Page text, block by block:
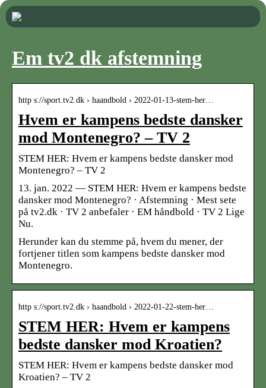
Em tv2 dk afstemning
http s://sport.tv2.dk › haandbold › 2022-01-13-stem-her…
Hvem er kampens bedste dansker
mod Montenegro? – TV 2
STEM HER: Hvem er kampens bedste dansker mod
Montenegro? – TV 2
13. jan. 2022 — STEM HER: Hvem er kampens bedste
dansker mod Montenegro? · Afstemning · Mest sete
på tv2.dk · TV 2 anbefaler · EM håndbold · TV 2 Lige
Nu.
Herunder kan du stemme på, hvem du mener, der
fortjener titlen som kampens bedste dansker mod
Montenegro.
http s://sport.tv2.dk › haandbold › 2022-01-22-stem-her…
STEM HER: Hvem er kampens
bedste dansker mod Kroatien?
STEM HER: Hvem er kampens bedste dansker mod
Kroatien? – TV 2